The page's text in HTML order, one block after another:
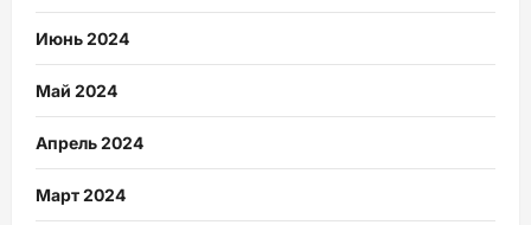
Июнь 2024
Май 2024
Апрель 2024
Март 2024